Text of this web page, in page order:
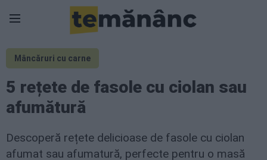
Mâncăruri cu carne
5 rețete de fasole cu ciolan sau
afumătură
Descoperă rețete delicioase de fasole cu ciolan
afumat sau afumatură, perfecte pentru o masă